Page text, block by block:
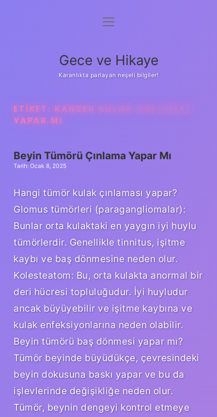
Anasayfa
Yasal Uyarı
menüyü
Gece ve Hikaye
Karanlıkta parlayan neşeli bilgiler!
ETIKET: KANSER KULAK ÇINLAMASI
YAPAR MI
Beyin Tümörü Çınlama Yapar Mı
Tarih: Ocak 8, 2025
Hangi tümör kulak çınlaması yapar?
Glomus tümörleri (paragangliomalar):
Bunlar orta kulaktaki en yaygın iyi huylu
tümörlerdir. Genellikle tinnitus, işitme
kaybı ve baş dönmesine neden olur.
Kolesteatom: Bu, orta kulakta anormal bir
deri hücresi topluluğudur. İyi huyludur
ancak büyüyebilir ve işitme kaybına ve
kulak enfeksiyonlarına neden olabilir.
Beyin tümörü baş dönmesi yapar mı?
Tümör beyinde büyüdükçe, çevresindeki
beyin dokusuna baskı yapar ve bu da
işlevlerinde değişikliğe neden olur.
Tümör, beynin dengeyi kontrol etmeye